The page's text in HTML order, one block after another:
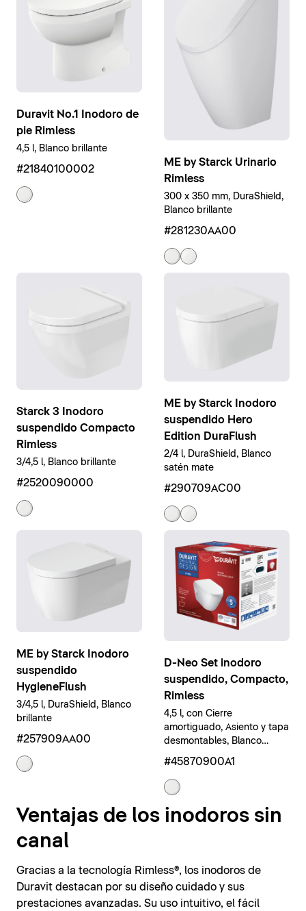
Duravit No.1 Inodoro de
pie Rimless
4,5 l, Blanco brillante
#21840100002
ME by Starck Urinario
Rimless
300 x 350 mm, DuraShield,
Blanco brillante
#281230AA00
Starck 3 Inodoro
suspendido Compacto
Rimless
3/4,5 l, Blanco brillante
#2520090000
ME by Starck Inodoro
suspendido Hero
Edition DuraFlush
2/4 l, DuraShield, Blanco
satén mate
#290709AC00
ME by Starck Inodoro
suspendido
HygieneFlush
3/4,5 l, DuraShield, Blanco
brillante
#257909AA00
D-Neo Set inodoro
suspendido, Compacto,
Rimless
4,5 l, con Cierre
amortiguado, Asiento y tapa
desmontables, Blanco
brillante
#45870900A1
Ventajas de los inodoros sin
canal
Gracias a la tecnología Rimless®, los inodoros de
Duravit destacan por su diseño cuidado y sus
prestaciones avanzadas. Su uso intuitivo, el fácil